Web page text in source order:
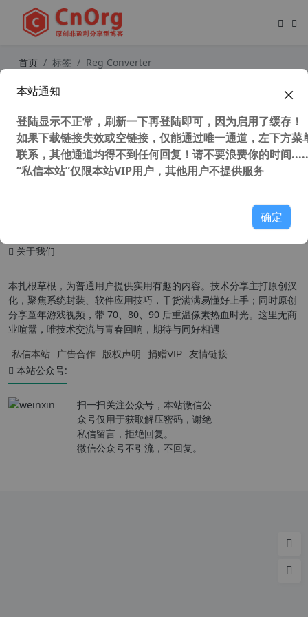
首页 标签 Reg Converter
转iss工具
关于我们
本扎根草根，为普通用户提供实用有趣的内容。技术分享主打原创汉
化，聚焦系统封装、软件应用技巧，干货满满易懂好上手；同时原创
分享童年游戏视频，带 70、80、90 后重温像素热血时光。这里无商
业喧嚣，唯技术交流与青春回响，期待与同好相遇
私信本站 广告合作 版权声明 捐赠VIP 友情链接
本站公众号:
扫一扫关注公众号，本站微信公
众号仅用于获取解压密码，谢绝
私信留言，拒绝回复。
微信公众号不引流，不回复。
本站通知
登陆显示不正常，刷新一下再登陆即可，因为启用了缓存！
如果下载链接失效或空链接，仅能通过唯一通道，左下方菜
联系，其他通道均得不到任何回复！请不要浪费你的时间
“私信本站”仅限本站VIP用户，其他用户不提供服务
确定